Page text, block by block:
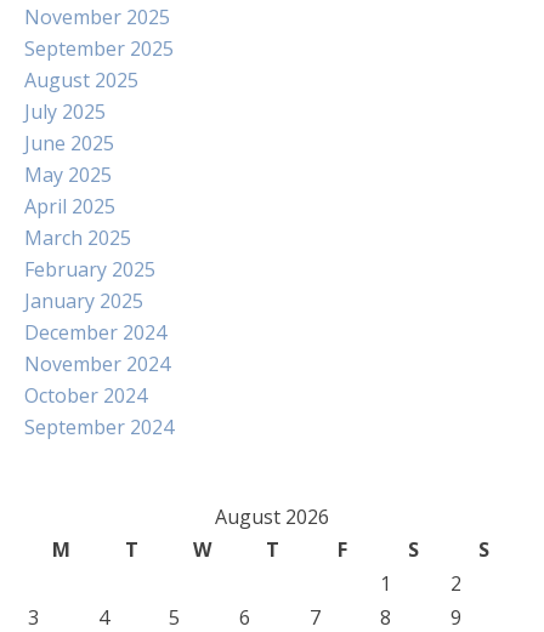
November 2025
September 2025
August 2025
July 2025
June 2025
May 2025
April 2025
March 2025
February 2025
January 2025
December 2024
November 2024
October 2024
September 2024
August 2026
M
T W T F S
S
1
2
3
4 5 6 7 8
9